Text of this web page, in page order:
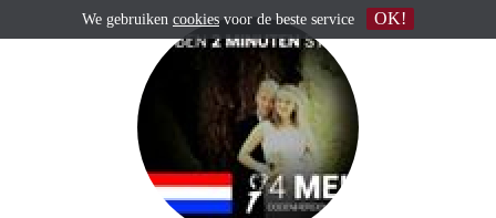
We gebruiken cookiesvoor de beste service OK!